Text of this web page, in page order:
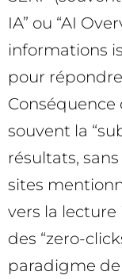
IA” ou “AI
informations
pour
Conséquence
souvent la
résultats,
sites
vers la lecture
des “zero-
paradigme